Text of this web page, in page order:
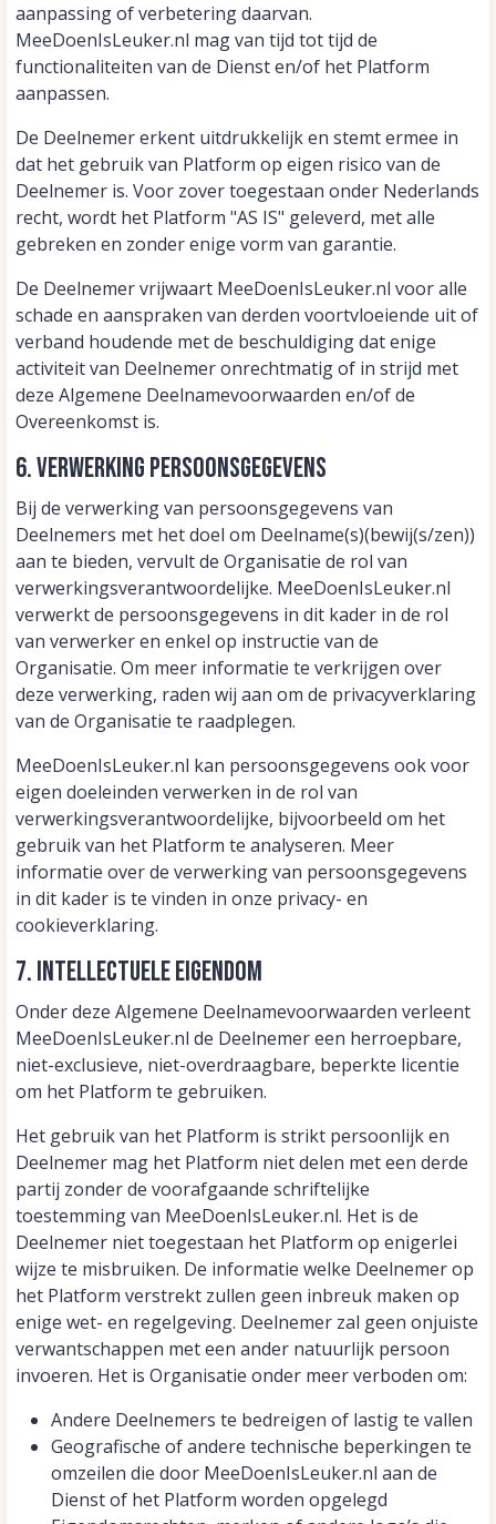
aanpassing of verbetering daarvan.
MeeDoenIsLeuker.nl mag van tijd tot tijd de
functionaliteiten van de Dienst en/of het Platform
aanpassen.
De Deelnemer erkent uitdrukkelijk en stemt ermee in
dat het gebruik van Platform op eigen risico van de
Deelnemer is. Voor zover toegestaan onder Nederlands
recht, wordt het Platform "AS IS" geleverd, met alle
gebreken en zonder enige vorm van garantie.
De Deelnemer vrijwaart MeeDoenIsLeuker.nl voor alle
schade en aanspraken van derden voortvloeiende uit of
verband houdende met de beschuldiging dat enige
activiteit van Deelnemer onrechtmatig of in strijd met
deze Algemene Deelnamevoorwaarden en/of de
Overeenkomst is.
6. Verwerking Persoonsgegevens
Bij de verwerking van persoonsgegevens van
Deelnemers met het doel om Deelname(s)(bewij(s/zen))
aan te bieden, vervult de Organisatie de rol van
verwerkingsverantwoordelijke. MeeDoenIsLeuker.nl
verwerkt de persoonsgegevens in dit kader in de rol
van verwerker en enkel op instructie van de
Organisatie. Om meer informatie te verkrijgen over
deze verwerking, raden wij aan om de privacyverklaring
van de Organisatie te raadplegen.
MeeDoenIsLeuker.nl kan persoonsgegevens ook voor
eigen doeleinden verwerken in de rol van
verwerkingsverantwoordelijke, bijvoorbeeld om het
gebruik van het Platform te analyseren. Meer
informatie over de verwerking van persoonsgegevens
in dit kader is te vinden in onze privacy- en
cookieverklaring.
7. Intellectuele eigendom
Onder deze Algemene Deelnamevoorwaarden verleent
MeeDoenIsLeuker.nl de Deelnemer een herroepbare,
niet-exclusieve, niet-overdraagbare, beperkte licentie
om het Platform te gebruiken.
Het gebruik van het Platform is strikt persoonlijk en
Deelnemer mag het Platform niet delen met een derde
partij zonder de voorafgaande schriftelijke
toestemming van MeeDoenIsLeuker.nl. Het is de
Deelnemer niet toegestaan het Platform op enigerlei
wijze te misbruiken. De informatie welke Deelnemer op
het Platform verstrekt zullen geen inbreuk maken op
enige wet- en regelgeving. Deelnemer zal geen onjuiste
verwantschappen met een ander natuurlijk persoon
invoeren. Het is Organisatie onder meer verboden om:
Andere Deelnemers te bedreigen of lastig te vallen
Geografische of andere technische beperkingen te
omzeilen die door MeeDoenIsLeuker.nl aan de
Dienst of het Platform worden opgelegd